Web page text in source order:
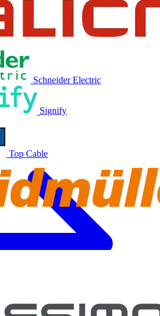
Schneider Electric
Signify
Top Cable